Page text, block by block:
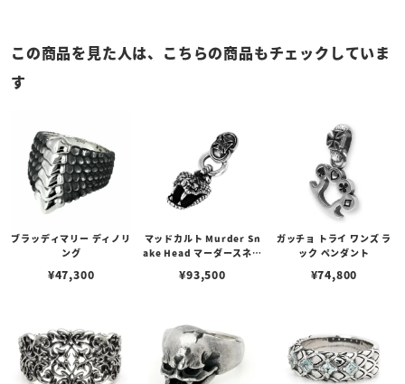
この商品を見た人は、こちらの商品もチェックしていま
す
ブラッディマリー ディノリ
ング
¥47,300
マッドカルト Murder Sn
ake Head マーダースネー
¥93,500
ガッチョ トライ ワンズ ラ
ック ペンダント
¥74,800